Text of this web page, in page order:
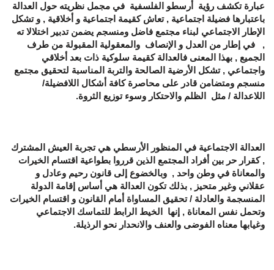
عبارة تكشف رؤية أرسطو الفلسفية في مجمل نظريته حول العدالة
باعتبارها فضيلة اجتماعية , تعاش كقيمة اجتماعية و أخلاقية , و تشكل
الإطار الاجتماعي لبناء مجتمع فاضل ومنسجم يضمن تدبير اختلالا ته
, في إطار من العدل و الإنصاف والمعقولية المقبولة من طرف
الجميع , بهذا المعنى فالعدالة كقيمة سلوكية ذات بعد أخلاقي
واجتماعي , تشكل الأرضية الصالحة والتربة المناسبة لتحقيق مجتمع
منسجم ومتضامن قادر على محاصرة كافة أشكال اللافضيلة/
اللاعدالة / مثل الظلم والاحتكار وسوء توزيع الثروة.
العدالة الاجتماعية في المنظور الأرسطي هي تجربة العيش المشترك
, كقرار حر بين أفراد المجتمع الذين قرروا بطواعية اقتسام الخيرات
والمعاناة في وطن واحد , وبالخضوع إلى قانون رحيم وعادل و
عقلاني وغير متحيز , بذلك تكون العدالة هي أساس إقامة الدولة
المنسجمة والعادلة / تحقيق المساواة أمام القانون و اقتسام الخيرات
وتحمل نفس المعاناة , إنها الخيط الرابط للتماسك الاجتماعي
وغيابها معناه الفوضى والعنف والانحدار نحو الرذيلة.